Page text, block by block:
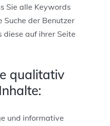
Sie alle Keywords
Suche der Benutzer
auf ihrer Seite
qualitativ
und informative